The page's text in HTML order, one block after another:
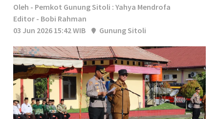
Oleh - Pemkot Gunung Sitoli : Yahya Mendrofa
Editor - Bobi Rahman
03 Jun 2026 15:42 WIB
Gunung Sitoli